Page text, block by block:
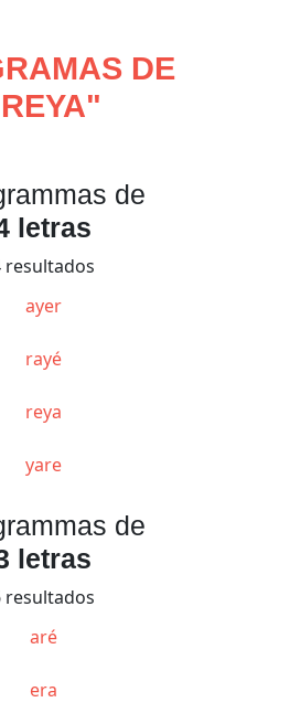
DE
REYA"
de
letras
resultados
ayer
rayé
reya
yare
de
letras
resultados
aré
era